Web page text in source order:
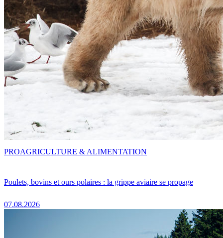
Poulets, bovins et ours polaires : la grippe aviaire se propage
07.08.2026
PROAGRICULTURE & ALIMENTATION